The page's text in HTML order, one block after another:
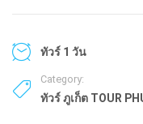
ทัวร์ 1 วัน
Category:
ทัวร์ ภูเก็ต TOUR